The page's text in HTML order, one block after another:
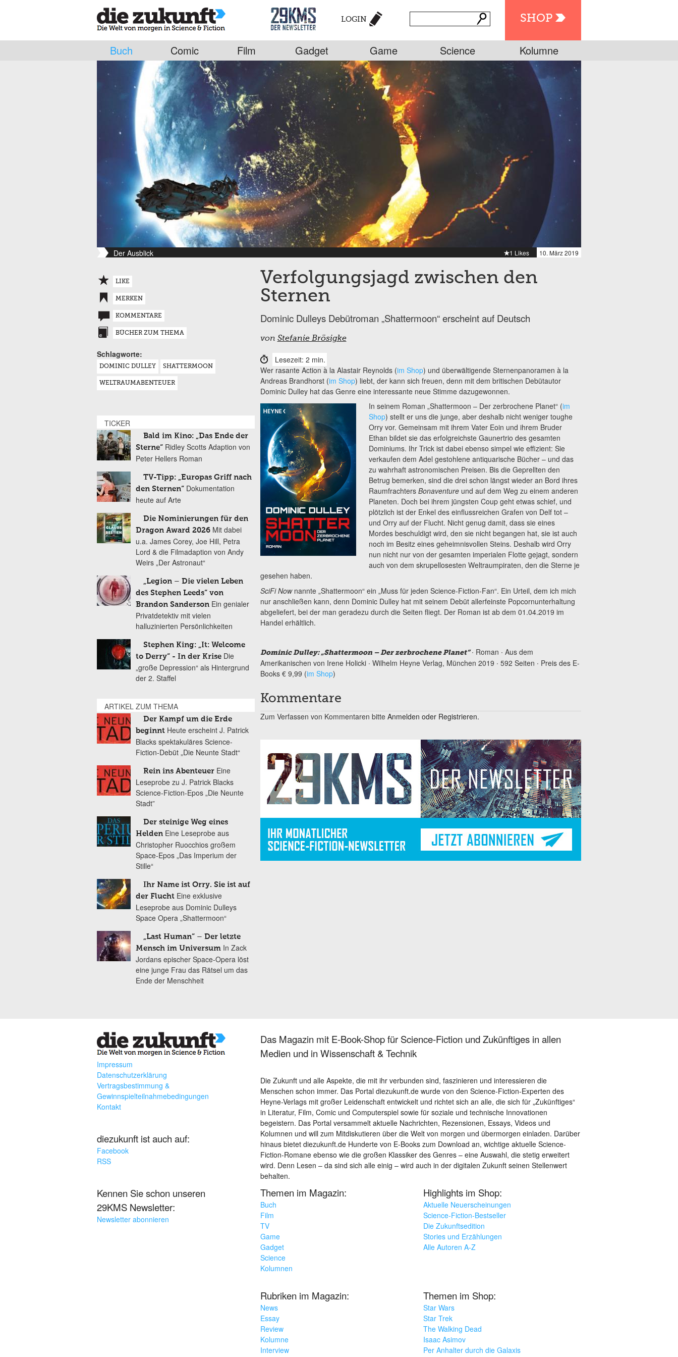
SHOP
LOGIN
Buch Comic Film Gadget Game Science Kolumne
Der Ausblick 10. März 2019
1 Likes
Verfolgungsjagd zwischen den
Sternen
Dominic Dulleys Debütroman „Shattermoon“ erscheint auf Deutsch
von Stefanie Brösigke
Lesezeit: 2 min.
Wer rasante Action à la Alastair Reynolds (im Shop) und überwältigende Sternenpanoramen à la
Andreas Brandhorst (im Shop) liebt, der kann sich freuen, denn mit dem britischen Debütautor
Dominic Dulley hat das Genre eine interessante neue Stimme dazugewonnen.
In seinem Roman „Shattermoon – Der zerbrochene Planet“ (im
Shop) stellt er uns die junge, aber deshalb nicht weniger toughe
Orry vor. Gemeinsam mit ihrem Vater Eoin und ihrem Bruder
Ethan bildet sie das erfolgreichste Gaunertrio des gesamten
Dominiums. Ihr Trick ist dabei ebenso simpel wie effizient: Sie
verkaufen dem Adel gestohlene antiquarische Bücher – und das
zu wahrhaft astronomischen Preisen. Bis die Geprellten den
Betrug bemerken, sind die drei schon längst wieder an Bord ihres
RaumfrachtersBonaventure und auf dem Weg zu einem anderen
Planeten. Doch bei ihrem jüngsten Coup geht etwas schief, und
plötzlich ist der Enkel des einflussreichen Grafen von Delf tot –
und Orry auf der Flucht. Nicht genug damit, dass sie eines
Mordes beschuldigt wird, den sie nicht begangen hat, sie ist auch
noch im Besitz eines geheimnisvollen Steins. Deshalb wird Orry
nun nicht nur von der gesamten imperialen Flotte gejagt, sondern
auch von dem skrupellosesten Weltraumpiraten, den die Sterne je
gesehen haben.
SciFi Nownannte „Shattermoon“ ein „Muss für jeden Science-Fiction-Fan“. Ein Urteil, dem ich mich
nur anschließen kann, denn Dominic Dulley hat mit seinem Debüt allerfeinste Popcornunterhaltung
abgeliefert, bei der man geradezu durch die Seiten fliegt. Der Roman ist ab dem 01.04.2019 im
Handel erhältlich.
Dominic Dulley: „Shattermoon – Der zerbrochene Planet“∙ Roman ∙ Aus dem
Amerikanischen von Irene Holicki ∙ Wilhelm Heyne Verlag, München 2019 ∙ 592 Seiten ∙ Preis des E-
Books € 9,99 (im Shop)
Kommentare
Zum Verfassen von Kommentaren bitte Anmelden oder Registrieren.
LIKE
MERKEN
KOMMENTARE
BÜCHER ZUM THEMA
Schlagworte:
DOMINIC DULLEY SHATTERMOON
WELTRAUMABENTEUER
TICKER
Bald im Kino: „Das Ende der
Sterne“ Ridley Scotts Adaption von
Peter Hellers Roman
TV-Tipp: „Europas Griff nach
den Sternen“ Dokumentation
heute auf Arte
Die Nominierungen für den
Dragon Award 2026 Mit dabei
u.a. James Corey, Joe Hill, Petra
Lord & die Filmadaption von Andy
Weirs „Der Astronaut“
„Legion – Die vielen Leben
des Stephen Leeds“ von
Brandon Sanderson Ein genialer
Privatdetektiv mit vielen
halluzinierten Persönlichkeiten
Stephen King: „It: Welcome
to Derry“ - In der Krise Die
„große Depression“ als Hintergrund
der 2. Staffel
ARTIKEL ZUM THEMA
Der Kampf um die Erde
beginnt Heute erscheint J. Patrick
Blacks spektakuläres Science-
Fiction-Debüt „Die Neunte Stadt“
Rein ins Abenteuer Eine
Leseprobe zu J. Patrick Blacks
Science-Fiction-Epos „Die Neunte
Stadt”
Der steinige Weg eines
Helden Eine Leseprobe aus
Christopher Ruocchios großem
Space-Epos „Das Imperium der
Stille“
Ihr Name ist Orry. Sie ist auf
der Flucht Eine exklusive
Leseprobe aus Dominic Dulleys
Space Opera „Shattermoon“
„Last Human“ – Der letzte
Mensch im Universum In Zack
Jordans epischer Space-Opera löst
eine junge Frau das Rätsel um das
Ende der Menschheit
Impressum
Datenschutzerklärung
Vertragsbestimmung &
Gewinnspielteilnahmebedingungen
Kontakt
diezukunft ist auch auf:
Facebook
RSS
Kennen Sie schon unseren
29KMS Newsletter:
Newsletter abonnieren
Das Magazin mit E-Book-Shop für Science-Fiction und Zukünftiges in allen
Medien und in Wissenschaft & Technik
Die Zukunft und alle Aspekte, die mit ihr verbunden sind, faszinieren und interessieren die
Menschen schon immer. Das Portal diezukunft.de wurde von den Science-Fiction-Experten des
Heyne-Verlags mit großer Leidenschaft entwickelt und richtet sich an alle, die sich für „Zukünftiges“
in Literatur, Film, Comic und Computerspiel sowie für soziale und technische Innovationen
begeistern. Das Portal versammelt aktuelle Nachrichten, Rezensionen, Essays, Videos und
Kolumnen und will zum Mitdiskutieren über die Welt von morgen und übermorgen einladen. Darüber
hinaus bietet diezukunft.de Hunderte von E-Books zum Download an, wichtige aktuelle Science-
Fiction-Romane ebenso wie die großen Klassiker des Genres – eine Auswahl, die stetig erweitert
wird. Denn Lesen – da sind sich alle einig – wird auch in der digitalen Zukunft seinen Stellenwert
behalten.
Themen im Magazin:
Buch
Film
TV
Game
Gadget
Science
Kolumnen
Highlights im Shop:
Aktuelle Neuerscheinungen
Science-Fiction-Bestseller
Die Zukunftsedition
Stories und Erzählungen
Alle Autoren A-Z
Rubriken im Magazin:
News
Essay
Review
Kolumne
Interview
Themen im Shop:
Star Wars
Star Trek
The Walking Dead
Isaac Asimov
Per Anhalter durch die Galaxis